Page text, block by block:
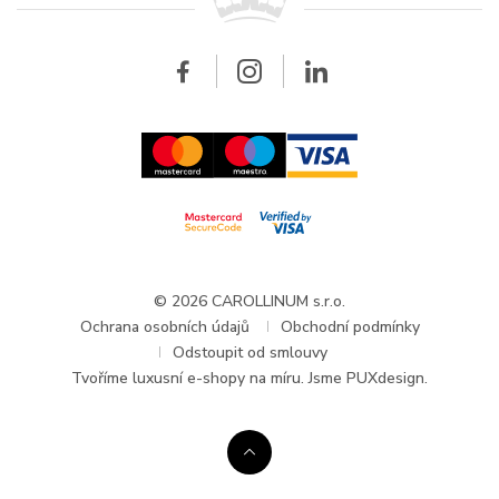
Velkoobchod
Velkoobchod
O společnosti Carollinum
Aktuality a oznámení
© 2026 CAROLLINUM s.r.o.
Ochrana osobních údajů
Obchodní podmínky
Odstoupit od smlouvy
Tvoříme luxusní e-shopy na míru. Jsme PUXdesign.